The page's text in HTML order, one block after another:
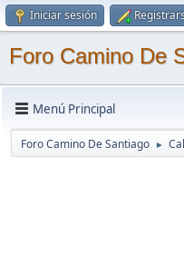
Iniciar sesión
Foro Camino De
Menú Principal
Foro Camino De Santiago ►